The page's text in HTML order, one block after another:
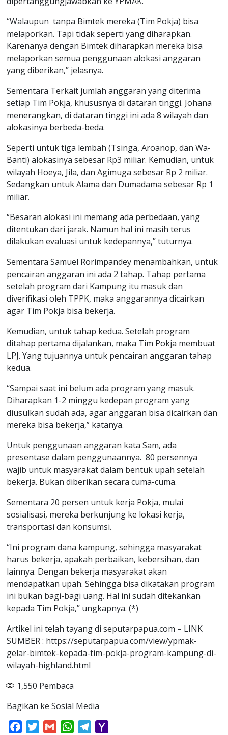
“Walaupun tanpa Bimtek mereka (Tim Pokja) bisa
melaporkan. Tapi tidak seperti yang diharapkan.
Karenanya dengan Bimtek diharapkan mereka bisa
melaporkan semua penggunaan alokasi anggaran
yang diberikan,” jelasnya.
Sementara Terkait jumlah anggaran yang diterima
setiap Tim Pokja, khususnya di dataran tinggi. Johana
menerangkan, di dataran tinggi ini ada 8 wilayah dan
alokasinya berbeda-beda.
Seperti untuk tiga lembah (Tsinga, Aroanop, dan Wa-
Banti) alokasinya sebesar Rp3 miliar. Kemudian, untuk
wilayah Hoeya, Jila, dan Agimuga sebesar Rp 2 miliar.
Sedangkan untuk Alama dan Dumadama sebesar Rp 1
miliar.
“Besaran alokasi ini memang ada perbedaan, yang
ditentukan dari jarak. Namun hal ini masih terus
dilakukan evaluasi untuk kedepannya,” tuturnya.
Sementara Samuel Rorimpandey menambahkan, untuk
pencairan anggaran ini ada 2 tahap. Tahap pertama
setelah program dari Kampung itu masuk dan
diverifikasi oleh TPPK, maka anggarannya dicairkan
agar Tim Pokja bisa bekerja.
Kemudian, untuk tahap kedua. Setelah program
ditahap pertama dijalankan, maka Tim Pokja membuat
LPJ. Yang tujuannya untuk pencairan anggaran tahap
kedua.
“Sampai saat ini belum ada program yang masuk.
Diharapkan 1-2 minggu kedepan program yang
diusulkan sudah ada, agar anggaran bisa dicairkan dan
mereka bisa bekerja,” katanya.
Untuk penggunaan anggaran kata Sam, ada
presentase dalam penggunaannya. 80 persennya
wajib untuk masyarakat dalam bentuk upah setelah
bekerja. Bukan diberikan secara cuma-cuma.
Sementara 20 persen untuk kerja Pokja, mulai
sosialisasi, mereka berkunjung ke lokasi kerja,
transportasi dan konsumsi.
“Ini program dana kampung, sehingga masyarakat
harus bekerja, apakah perbaikan, kebersihan, dan
lainnya. Dengan bekerja masyarakat akan
mendapatkan upah. Sehingga bisa dikatakan program
ini bukan bagi-bagi uang. Hal ini sudah ditekankan
kepada Tim Pokja,” ungkapnya. (*)
Artikel ini telah tayang di seputarpapua.com – LINK
SUMBER : https://seputarpapua.com/view/ypmak-
gelar-bimtek-kepada-tim-pokja-program-kampung-di-
wilayah-highland.html
1,550 Pembaca
Bagikan ke Sosial Media
FacebookTwitterGmail WhatsAppTelegram